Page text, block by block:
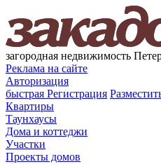
загородная недвижимость
Реклама на сайте
Авторизация
быстрая Регистрация
Квартиры
Таунхаусы
Дома и коттеджи
Участки
Проекты домов